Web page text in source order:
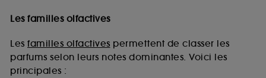
Les familles olfactives
Les familles olfactives permettent de classer les
parfums selon leurs notes dominantes. Voici les
principales :
collectées ou générées lors de votre activité en ligne
sur "continuer sans accepter". Voous pouvez à tout
moment choisir de retirer votrte consentement. Si vous
souhaitez obtenir plus d'information sur les cookies
utilisés, cliquez